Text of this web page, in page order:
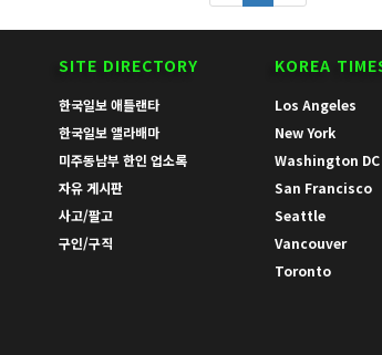
SITE DIRECTORY
한국일보 애틀랜타
한국일보 앨라배마
미주동남부 한인 업소록
자유 게시판
사고/팔고
구인/구직
KOREA
Los Angeles
New York
Washington DC
San Francisco
Seattle
Vancouver
Toronto